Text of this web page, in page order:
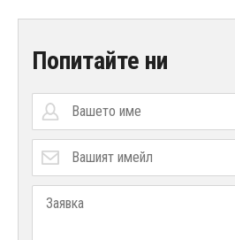
Попитайте ни